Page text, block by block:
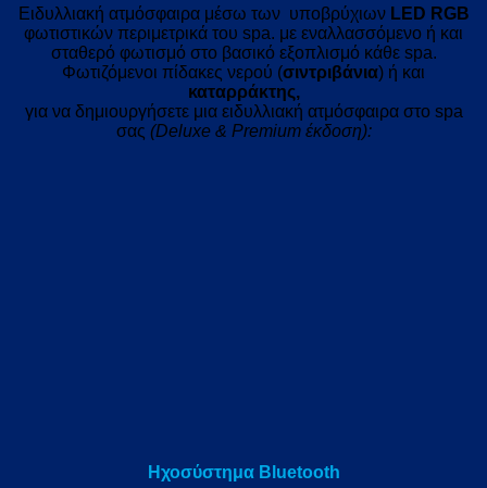
Ειδυλλιακή ατμόσφαιρα μέσω των υποβρύχιων LED RGB
φωτιστικών περιμετρικά του spa. με εναλλασσόμενο ή και
σταθερό φωτισμό στο βασικό εξοπλισμό κάθε spa.
Φωτιζόμενοι πίδακες νερού (σιντριβάνια) ή και
καταρράκτης,
για να δημιουργήσετε μια ειδυλλιακή ατμόσφαιρα στο spa
σας (Deluxe & Premium έκδοση):
Ηχοσύστημα Bluetooth